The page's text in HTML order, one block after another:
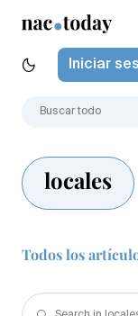
Iniciar
locales
Todos los